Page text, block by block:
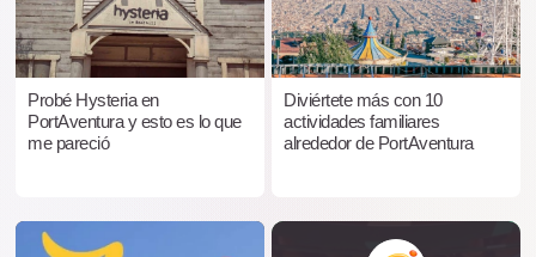
Probé Hysteria en
PortAventura y esto es lo que
me pareció
Diviértete más con 10
actividades familiares
alrededor de PortAventura